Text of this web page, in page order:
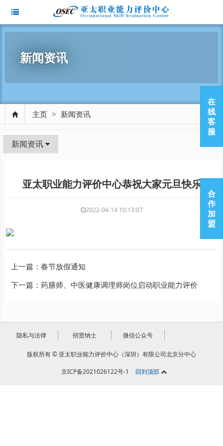
新闻资讯
主页 > 新闻资讯
新闻资讯
亚太职业能力评价中心恭祝大家元旦快乐
2022-04-14 10:13:07
上一篇： 春节放假通知
下一篇： 药膳师、中医健康调理师岗位启动职业能力评价
隐私与法律 招贤纳士 微信公众号
版权所有 © 亚太职业能力评价中心（深圳）有限公司北京分中心
京ICP备2021026122号-1 回到顶部
在
线
客
服
合
作
加
盟